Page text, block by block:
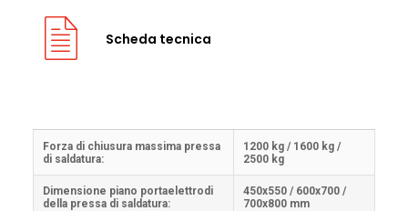
Scheda tecnica
Forza di chiusura massima pressa
di saldatura:
1200 kg / 1600 kg /
2500 kg
Dimensione piano portaelettrodi
della pressa di saldatura:
450x550 / 600x700 /
700x800 mm